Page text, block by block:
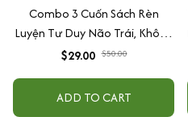
Combo 3 Cuốn Sách Rèn
Luyện Tư Duy Não Trái, Không
Não Phải - Đánh Thức Tiềm
$29.00 $50.00
ADD TO CART